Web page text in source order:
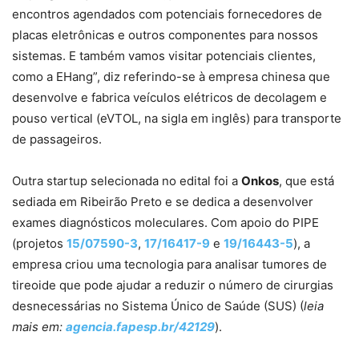
encontros agendados com potenciais fornecedores de
placas eletrônicas e outros componentes para nossos
sistemas. E também vamos visitar potenciais clientes,
como a EHang”, diz referindo-se à empresa chinesa que
desenvolve e fabrica veículos elétricos de decolagem e
pouso vertical (eVTOL, na sigla em inglês) para transporte
de passageiros.
Outra startup selecionada no edital foi a Onkos, que está
sediada em Ribeirão Preto e se dedica a desenvolver
exames diagnósticos moleculares. Com apoio do PIPE
(projetos 15/07590-3, 17/16417-9 e 19/16443-5), a
empresa criou uma tecnologia para analisar tumores de
tireoide que pode ajudar a reduzir o número de cirurgias
desnecessárias no Sistema Único de Saúde (SUS) (leia
mais em: agencia.fapesp.br/42129).